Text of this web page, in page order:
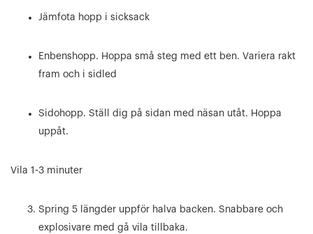
Jämfota hopp i sicksack
Enbenshopp. Hoppa små steg med ett ben. Variera rakt
fram och i sidled
Sidohopp. Ställ dig på sidan med näsan utåt. Hoppa
uppåt.
Vila 1-3 minuter
Spring 5 längder uppför halva backen. Snabbare och
explosivare med gå vila tillbaka.